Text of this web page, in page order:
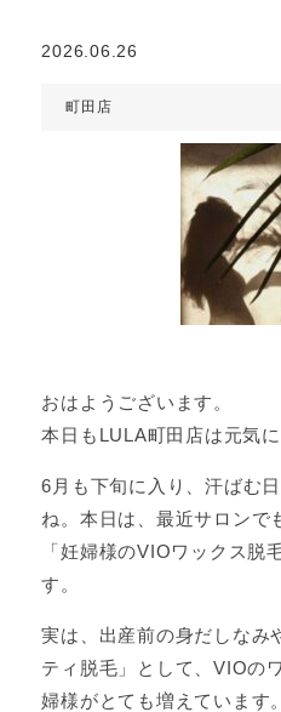
2026.06.26
町田店
おはようございます。
本日もLULA町田店は元気
6月も下旬に入り、汗ばむ
ね。本日は、最近サロンで
「妊婦様のVIOワックス脱
す。
実は、出産前の身だしなみ
ティ脱毛」として、VIOの
婦様がとても増えています